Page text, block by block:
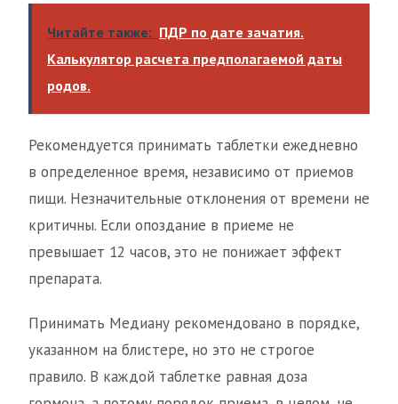
Читайте также: ПДР по дате зачатия.
Калькулятор расчета предполагаемой даты
родов.
Рекомендуется принимать таблетки ежедневно
в определенное время, независимо от приемов
пищи. Незначительные отклонения от времени не
критичны. Если опоздание в приеме не
превышает 12 часов, это не понижает эффект
препарата.
Принимать Медиану рекомендовано в порядке,
указанном на блистере, но это не строгое
правило. В каждой таблетке равная доза